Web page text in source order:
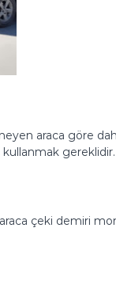
araca göre
kullanmak gereklidir.
çeki demiri